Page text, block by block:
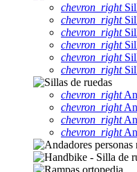
chevron_right
chevron_right
chevron_right
chevron_right
chevron_right
chevron_right
chevron_right
chevron_right
chevron_right
chevron_right